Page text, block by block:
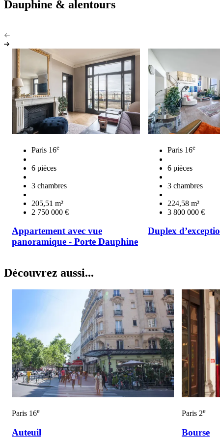
Dauphine & alentours
Paris 16e
6 pièces
3 chambres
205,51 m²
2 750 000 €
Appartement avec vue
panoramique - Porte Dauphine
Paris 16e
6 pièces
3 chambres
224,58 m²
3 800 000 €
Duplex
Découvrez aussi...
Paris 16e
Auteuil
Paris 2e
Bourse